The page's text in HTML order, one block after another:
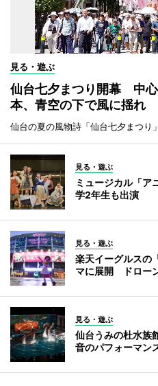
見る・遊ぶ
仙台七夕まつり開幕 中
本、青空の下で風に揺れ
仙台の夏の風物詩「仙台七夕まつり
見る・遊ぶ
ミュージカル「
学2年生も出演
見る・遊ぶ
楽天イーグルスの
マに展開 ドロー
見る・遊ぶ
仙台うみの杜水族
音のパフォーマン